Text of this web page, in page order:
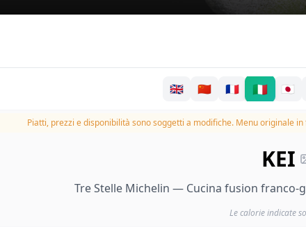
🇬🇧 🇨🇳 🇫🇷 🇮🇹 🇯🇵
Piatti, prezzi e disponibilità sono soggetti a modifiche.Menu originale in
KEI
Tre Stelle Michelin — Cucina fusion franco-
Le calorie indicate